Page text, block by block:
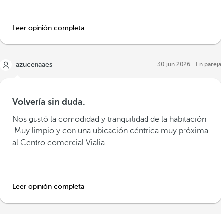
Leer opinión completa
azucenaaes 30 jun 2026 En pareja
Volvería sin duda.
Nos gustó la comodidad y tranquilidad de la habitación
.Muy limpio y con una ubicación céntrica muy próxima
al Centro comercial Vialia.
Leer opinión completa